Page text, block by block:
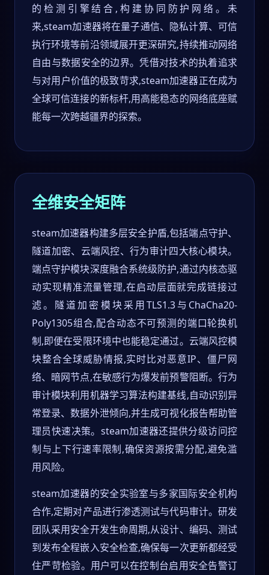
的检测引擎结合,构建协同防护网络。未
来,steam加速器将在量子通信、隐私计算、可信
执行环境等前沿领域展开更深研究,持续推动网络
自由与数据安全的边界。凭借对技术的执着追求
与对用户价值的极致苛求,steam加速器正在成为
全球可信连接的新标杆,用高能稳态的网络底座赋
能每一次跨越疆界的探索。
全维安全矩阵
steam加速器构建多层安全护盾,包括端点守护、
隧道加密、云端风控、行为审计四大核心模块。
端点守护模块深度融合系统级防护,通过内核态驱
动实现精准流量管理,在启动层面就完成链接过
滤。隧道加密模块采用TLS1.3与ChaCha20-
Poly1305组合,配合动态不可预测的端口轮换机
制,即便在受限环境中也能稳定通过。云端风控模
块整合全球威胁情报,实时比对恶意IP、僵尸网
络、暗网节点,在敏感行为爆发前预警阻断。行为
审计模块利用机器学习算法构建基线,自动识别异
常登录、数据外泄倾向,并生成可视化报告帮助管
理员快速决策。steam加速器还提供分级访问控
制与上下行速率限制,确保资源按需分配,避免滥
用风险。
steam加速器的安全实验室与多家国际安全机构
合作,定期对产品进行渗透测试与代码审计。研发
团队采用安全开发生命周期,从设计、编码、测试
到发布全程嵌入安全检查,确保每一次更新都经受
住严苛检验。用户可以在控制台启用安全告警订